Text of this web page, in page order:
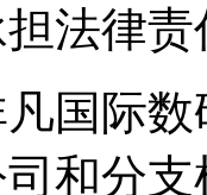
担法律
国际
和分支